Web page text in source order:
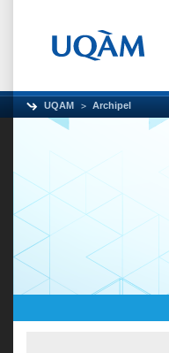
UQAM Archipel